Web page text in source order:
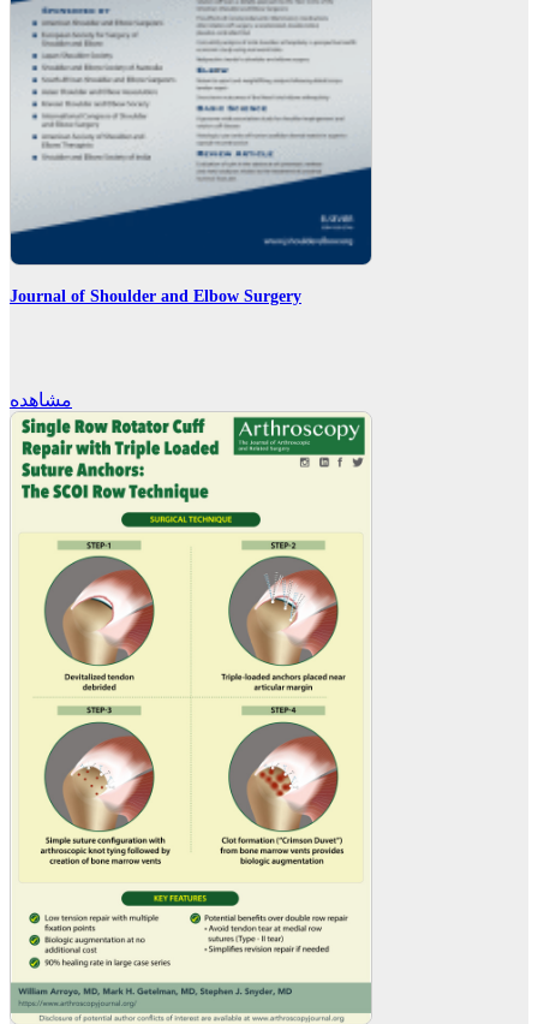
Journal of Shoulder and Elbow Surgery
مشاهده